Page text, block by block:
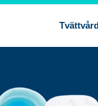
Tvättvård